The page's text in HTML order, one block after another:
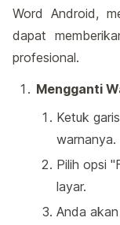
Word Android,
dapat
profesional.
Mengganti
Ketuk
warnanya.
Pilih opsi
layar.
Anda